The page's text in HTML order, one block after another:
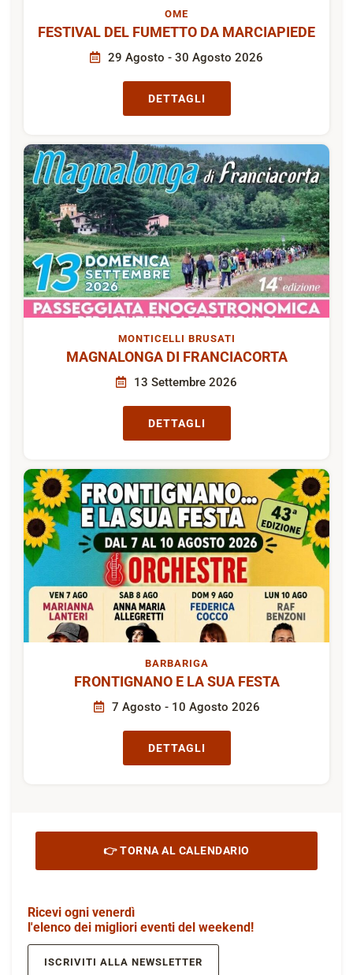
OME
FESTIVAL DEL FUMETTO DA MARCIAPIEDE
29 Agosto - 30 Agosto 2026
DETTAGLI
MONTICELLI BRUSATI
MAGNALONGA DI FRANCIACORTA
13 Settembre 2026
DETTAGLI
BARBARIGA
FRONTIGNANO E LA SUA FESTA
7 Agosto - 10 Agosto 2026
DETTAGLI
👉 TORNA AL CALENDARIO
Ricevi ogni venerdì
l'elenco dei migliori eventi del weekend!
ISCRIVITI ALLA NEWSLETTER